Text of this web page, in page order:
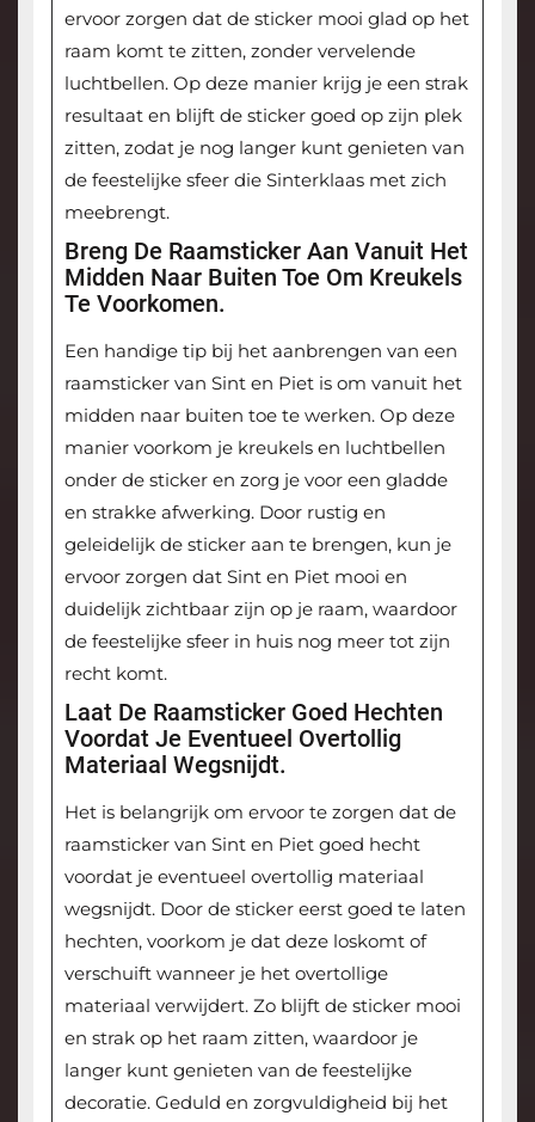
ervoor zorgen dat de sticker mooi glad op het
raam komt te zitten, zonder vervelende
luchtbellen. Op deze manier krijg je een strak
resultaat en blijft de sticker goed op zijn plek
zitten, zodat je nog langer kunt genieten van
de feestelijke sfeer die Sinterklaas met zich
meebrengt.
Breng De Raamsticker Aan Vanuit Het
Midden Naar Buiten Toe Om Kreukels
Te Voorkomen.
Een handige tip bij het aanbrengen van een
raamsticker van Sint en Piet is om vanuit het
midden naar buiten toe te werken. Op deze
manier voorkom je kreukels en luchtbellen
onder de sticker en zorg je voor een gladde
en strakke afwerking. Door rustig en
geleidelijk de sticker aan te brengen, kun je
ervoor zorgen dat Sint en Piet mooi en
duidelijk zichtbaar zijn op je raam, waardoor
de feestelijke sfeer in huis nog meer tot zijn
recht komt.
Laat De Raamsticker Goed Hechten
Voordat Je Eventueel Overtollig
Materiaal Wegsnijdt.
Het is belangrijk om ervoor te zorgen dat de
raamsticker van Sint en Piet goed hecht
voordat je eventueel overtollig materiaal
wegsnijdt. Door de sticker eerst goed te laten
hechten, voorkom je dat deze loskomt of
verschuift wanneer je het overtollige
materiaal verwijdert. Zo blijft de sticker mooi
en strak op het raam zitten, waardoor je
langer kunt genieten van de feestelijke
decoratie. Geduld en zorgvuldigheid bij het